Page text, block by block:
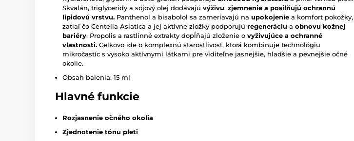
Skvalán, triglyceridy a sójový olej dodávajú výživu, zjemnenie a posilňujú ochrannú
lipidovú vrstvu. Panthenol a bisabolol sa zameriavajú na upokojenie a komfort pokožky,
zatiaľ čo Centella Asiatica a jej aktívne zložky podporujú regeneráciu a obnovu kožnej
bariéry. Propolis a rastlinné extrakty dopĺňajú zloženie o vyživujúce a ochranné
vlastnosti. Celkovo ide o komplexnú starostlivosť, ktorá kombinuje technológiu
mikročastíc s vysoko aktívnymi látkami pre viditeľne jasnejšie, hladšie a pevnejšie očné
okolie.
Obsah balenia: 15 ml
Hlavné funkcie
Rozjasnenie očného okolia
Zjednotenie tónu pleti